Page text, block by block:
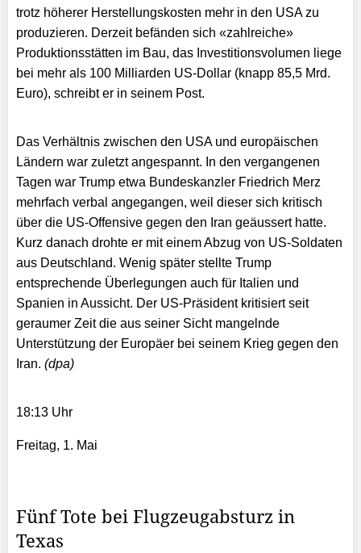
trotz höherer Herstellungskosten mehr in den USA zu
produzieren. Derzeit befänden sich «zahlreiche»
Produktionsstätten im Bau, das Investitionsvolumen liege
bei mehr als 100 Milliarden US-Dollar (knapp 85,5 Mrd.
Euro), schreibt er in seinem Post.
Das Verhältnis zwischen den USA und europäischen
Ländern war zuletzt angespannt. In den vergangenen
Tagen war Trump etwa Bundeskanzler Friedrich Merz
mehrfach verbal angegangen, weil dieser sich kritisch
über die US-Offensive gegen den Iran geäussert hatte.
Kurz danach drohte er mit einem Abzug von US-Soldaten
aus Deutschland. Wenig später stellte Trump
entsprechende Überlegungen auch für Italien und
Spanien in Aussicht. Der US-Präsident kritisiert seit
geraumer Zeit die aus seiner Sicht mangelnde
Unterstützung der Europäer bei seinem Krieg gegen den
Iran. (dpa)
18:13 Uhr
Freitag, 1. Mai
Fünf Tote bei Flugzeugabsturz in
Texas